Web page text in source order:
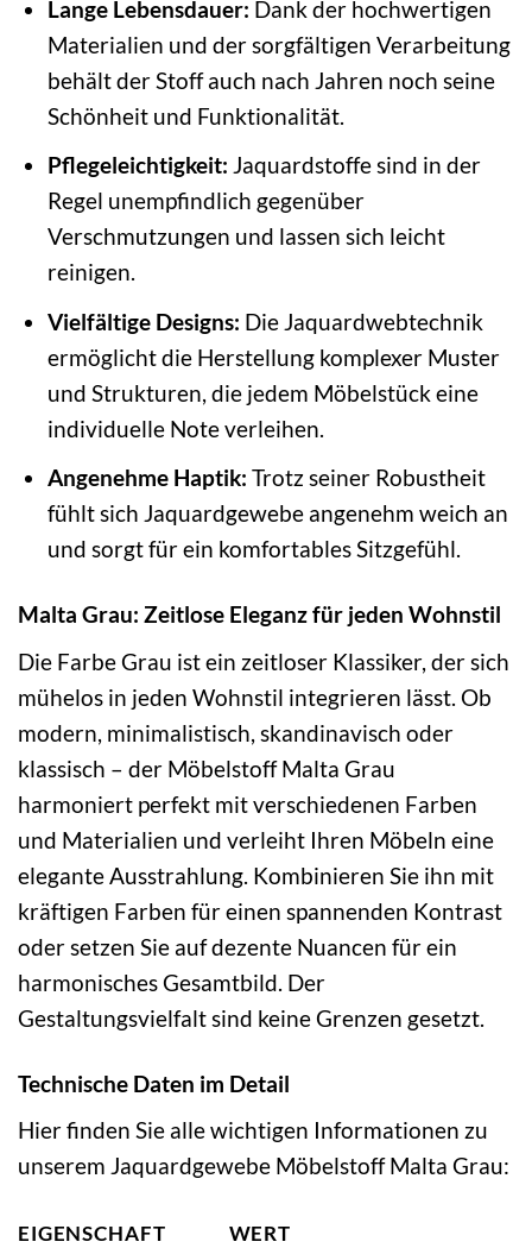
Lange Lebensdauer: Dank der hochwertigen
Materialien und der sorgfältigen Verarbeitung
behält der Stoff auch nach Jahren noch seine
Schönheit und Funktionalität.
Pflegeleichtigkeit: Jaquardstoffe sind in der
Regel unempfindlich gegenüber
Verschmutzungen und lassen sich leicht
reinigen.
Vielfältige Designs: Die Jaquardwebtechnik
ermöglicht die Herstellung komplexer Muster
und Strukturen, die jedem Möbelstück eine
individuelle Note verleihen.
Angenehme Haptik: Trotz seiner Robustheit
fühlt sich Jaquardgewebe angenehm weich an
und sorgt für ein komfortables Sitzgefühl.
Malta Grau: Zeitlose Eleganz für jeden Wohnstil
Die Farbe Grau ist ein zeitloser Klassiker, der sich
mühelos in jeden Wohnstil integrieren lässt. Ob
modern, minimalistisch, skandinavisch oder
klassisch – der Möbelstoff Malta Grau
harmoniert perfekt mit verschiedenen Farben
und Materialien und verleiht Ihren Möbeln eine
elegante Ausstrahlung. Kombinieren Sie ihn mit
kräftigen Farben für einen spannenden Kontrast
oder setzen Sie auf dezente Nuancen für ein
harmonisches Gesamtbild. Der
Gestaltungsvielfalt sind keine Grenzen gesetzt.
Technische Daten im Detail
Hier finden Sie alle wichtigen Informationen zu
unserem Jaquardgewebe Möbelstoff Malta Grau:
EIGENSCHAFT WERT